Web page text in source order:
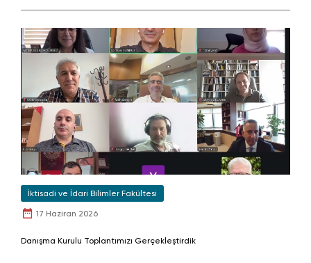
İktisadi ve İdari Bilimler Fakültesi
17 Haziran 2026
Danışma Kurulu Toplantımızı Gerçekleştirdik